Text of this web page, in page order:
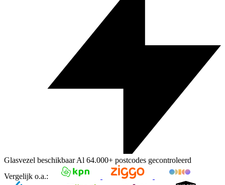
Glasvezel beschikbaarAl 64.000+ postcodes gecontroleerd
Vergelijk o.a.: